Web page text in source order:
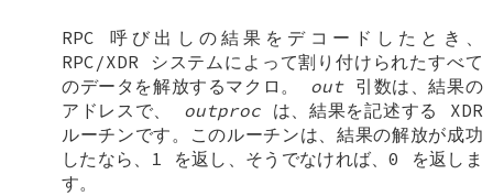
RPC 呼び出しの結果をデコードしたとき、
RPC/XDR システムによって割り付けられたすべて
のデータを解放するマクロ。 out引数は、結果の
アドレスで、 outprocは、結果を記述する XDR
ルーチンです。このルーチンは、結果の解放が成功
したなら、1 を返し、そうでなければ、0 を返しま
す。